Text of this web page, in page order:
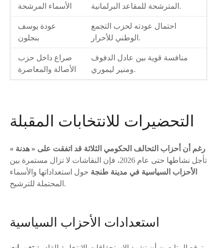
الأسماء المرشحة
المترشحة للمقاعد البرلمانية.
عودة يوسف
بنجلون
احتمال عودته لحزب التجمع
الوطني للأحرار.
صراع داخل حزب
الأصالة والمعاصرة
منافسة قوية بين عادل الدفوف
ومنير ليموري.
التحضيرات للانتخابات المقبلة
رغم أن أحزاب التحالف الحكومي الثلاثة قد اتفقت على « هدنة »
تأجل نشاطها حتى عام 2026، فإن النقاشات لا تزال مستمرة بين
الأحزاب السياسية في مدينة طنجة حول استعداداتها والأسماء
المحتملة للترشيح.
استعدادات الأحزاب السياسية